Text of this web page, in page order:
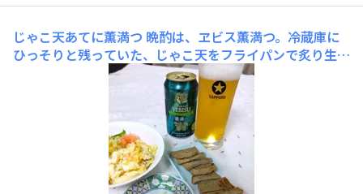
じゃこ天あてに薫満つ 晩酌は、ヱビス薫満つ。冷蔵庫に
ひっそりと残っていた、じゃこ天をフライパンで炙り生姜